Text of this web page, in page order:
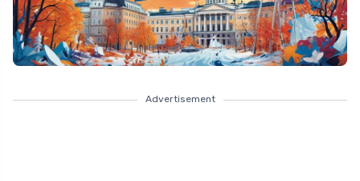
Advertisement